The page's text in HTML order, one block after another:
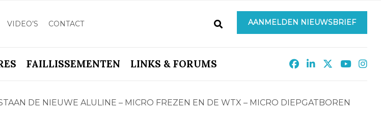
VIDEO’S CONTACT AANMELDEN NIEUWSBRIEF
FAILLISSEMENTEN LINKS & FORUMS
DE NIEUWE ALULINE – MICRO FREZEN EN DE WTX – MICRO DIEPGATBOREN